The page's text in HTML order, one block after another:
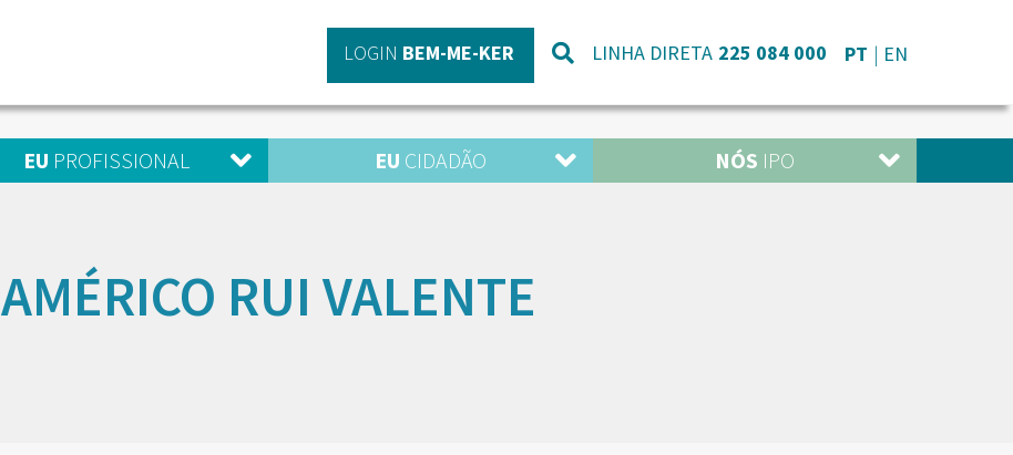
LOGIN BEM-ME-KER LINHA DIRETA 225 084 000 PT EN
EU PROFISSIONAL EU CIDADÃO NÓS IPO
AMÉRICO RUI VALENTE